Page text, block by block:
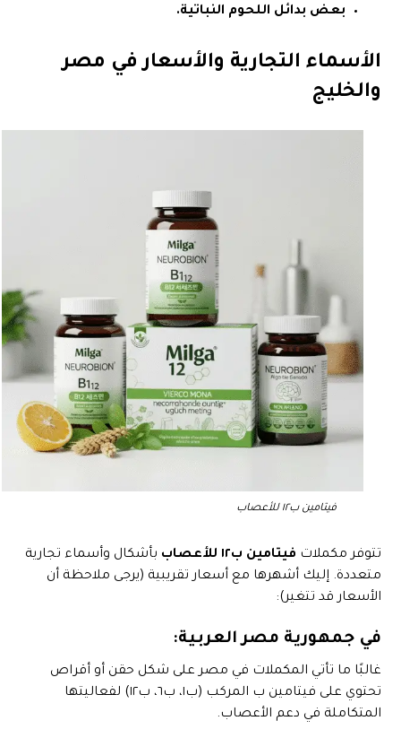
بعض بدائل اللحوم النباتية.
الأسماء التجارية والأسعار في مصر
والخليج
فيتامين ب١٢ للأعصاب
تتوفر مكملات فيتامين ب١٢ للأعصاب
بأشكال وأسماء تجارية
متعددة. إليك أشهرها مع أسعار تقريبية (يرجى ملاحظة أن
الأسعار قد تتغير):
في جمهورية مصر العربية:
غالبًا ما تأتي المكملات في مصر على شكل حقن أو أقراص
تحتوي على فيتامين ب المركب (ب١، ب٦، ب١٢) لفعاليتها
المتكاملة في دعم الأعصاب.